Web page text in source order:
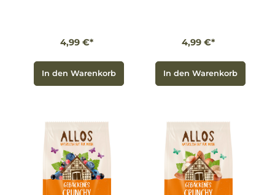
4,99 €*
In den Warenkorb
4,99 €*
In den Warenkorb